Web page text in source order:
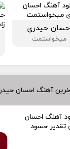
حیدری
میخواستمت
آهنگ احسان